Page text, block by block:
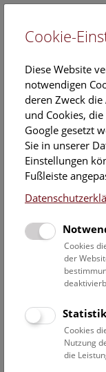
Informationen zu
Schulprogrammen
Datumsfilter
Cookie-
Diese Website
notwendigen
deren Zweck
und Cookies,
Google gesetzt
Sie in unserer
Einstellungen
Fußleiste
Cookies
der
Cookies
Nutzung
die